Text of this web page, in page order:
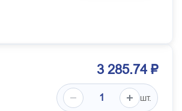
3 285.74 ₽
шт.